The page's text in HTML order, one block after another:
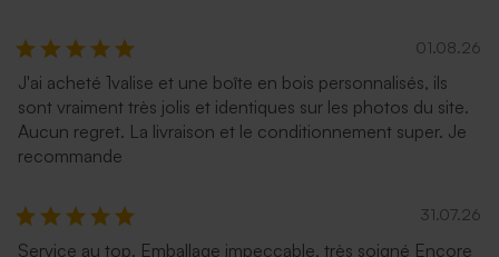
01.08.26
J'ai acheté 1valise et une boîte en bois personnalisés, ils
sont vraiment très jolis et identiques sur les photos du site.
Aucun regret. La livraison et le conditionnement super. Je
recommande
31.07.26
Service au top. Emballage impeccable, très soigné Encore